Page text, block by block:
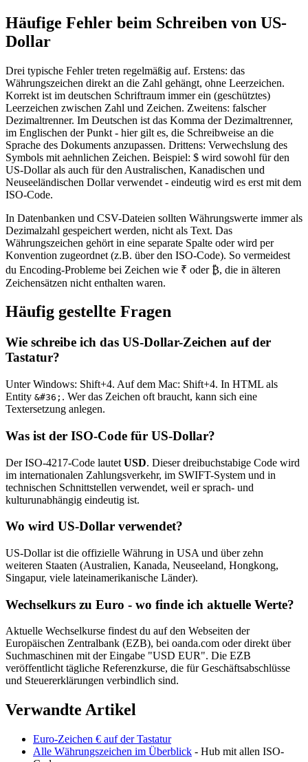
Häufige Fehler beim Schreiben von US-
Dollar
Drei typische Fehler treten regelmäßig auf. Erstens: das
Währungszeichen direkt an die Zahl gehängt, ohne Leerzeichen.
Korrekt ist im deutschen Schriftraum immer ein (geschütztes)
Leerzeichen zwischen Zahl und Zeichen. Zweitens: falscher
Dezimaltrenner. Im Deutschen ist das Komma der Dezimaltrenner,
im Englischen der Punkt - hier gilt es, die Schreibweise an die
Sprache des Dokuments anzupassen. Drittens: Verwechslung des
Symbols mit aehnlichen Zeichen. Beispiel: $ wird sowohl für den
US-Dollar als auch für den Australischen, Kanadischen und
Neuseeländischen Dollar verwendet - eindeutig wird es erst mit dem
ISO-Code.
In Datenbanken und CSV-Dateien sollten Währungswerte immer als
Dezimalzahl gespeichert werden, nicht als Text. Das
Währungszeichen gehört in eine separate Spalte oder wird per
Konvention zugeordnet (z.B. über den ISO-Code). So vermeidest
du Encoding-Probleme bei Zeichen wie ₹ oder ₿, die in älteren
Zeichensätzen nicht enthalten waren.
Häufig gestellte Fragen
Wie schreibe ich das US-Dollar-Zeichen auf der
Tastatur?
Unter Windows: Shift+4. Auf dem Mac: Shift+4. In HTML als
Entity &#36; . Wer das Zeichen oft braucht, kann sich eine
Textersetzung anlegen.
Was ist der ISO-Code für US-Dollar?
Der ISO-4217-Code lautet USD. Dieser dreibuchstabige Code wird
im internationalen Zahlungsverkehr, im SWIFT-System und in
technischen Schnittstellen verwendet, weil er sprach- und
kulturunabhängig eindeutig ist.
Wo wird US-Dollar verwendet?
US-Dollar ist die offizielle Währung in USA und über zehn
weiteren Staaten (Australien, Kanada, Neuseeland, Hongkong,
Singapur, viele lateinamerikanische Länder).
Wechselkurs zu Euro - wo finde ich aktuelle Werte?
Aktuelle Wechselkurse findest du auf den Webseiten der
Europäischen Zentralbank (EZB), bei oanda.com oder direkt über
Suchmaschinen mit der Eingabe "USD EUR". Die EZB
veröffentlicht tägliche Referenzkurse, die für Geschäftsabschlüsse
und Steuererklärungen verbindlich sind.
Verwandte Artikel
Euro-Zeichen € auf der Tastatur
Alle Währungszeichen im Überblick - Hub mit allen ISO-